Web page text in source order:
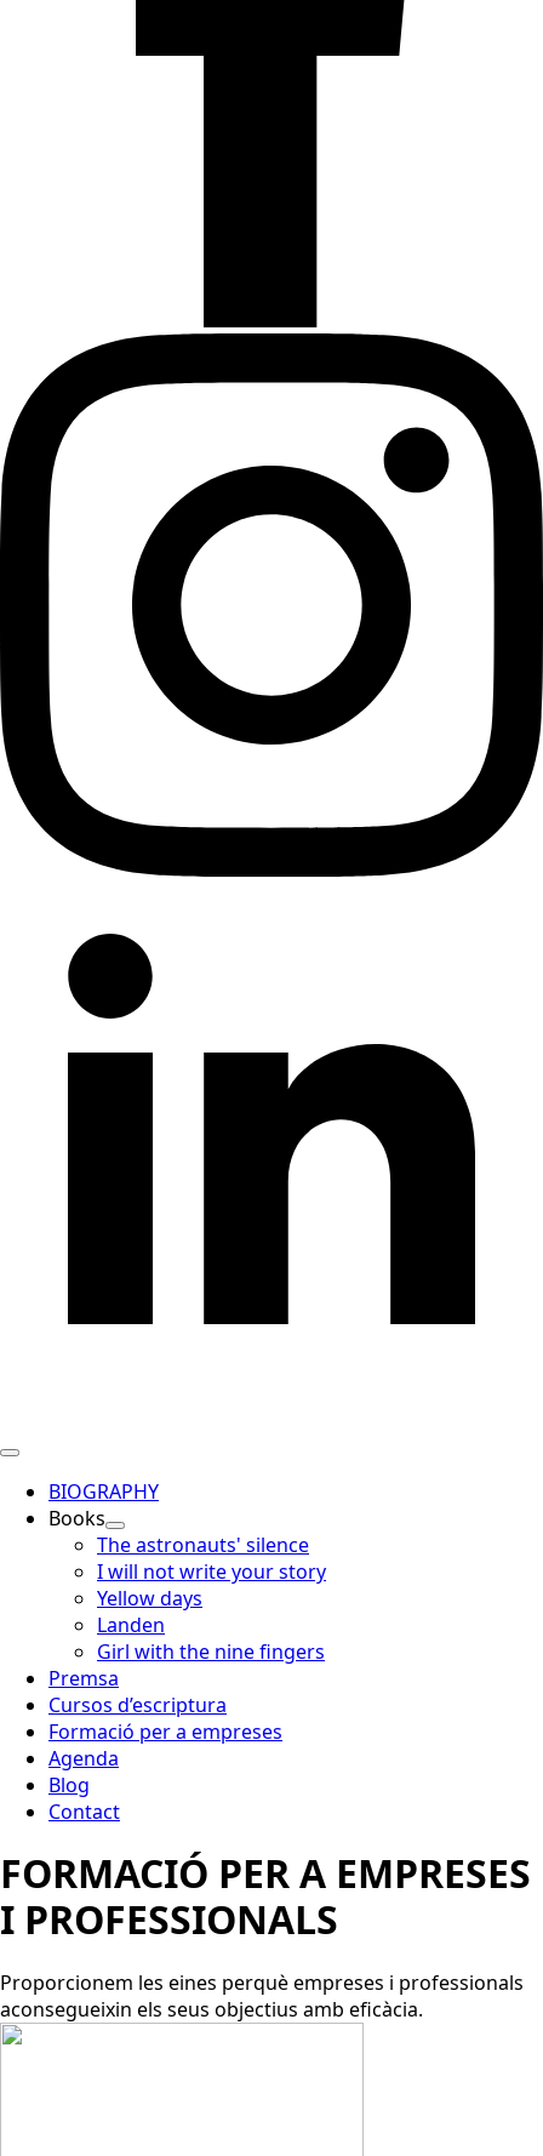
BIOGRAPHY
Books
The astronauts' silence
I will not write your story
Yellow days
Landen
Girl with the nine fingers
Premsa
Cursos d’escriptura
Formació per a empreses
Agenda
Blog
Contact
FORMACIÓ PER A EMPRESES
I PROFESSIONALS
Proporcionem les eines perquè empreses i professionals
aconsegueixin els seus objectius amb eficàcia.